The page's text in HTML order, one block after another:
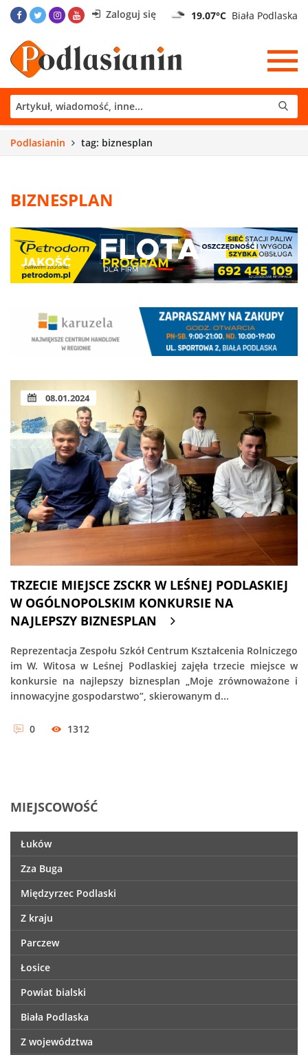
Zaloguj się 19.07°C Biała Podlaska
Podlasianin tag: biznesplan
BIZNESPLAN
08.01.2024
TRZECIE MIEJSCE ZSCKR W LEŚNEJ PODLASKIEJ
W OGÓLNOPOLSKIM KONKURSIE NA
NAJLEPSZY BIZNESPLAN
Reprezentacja Zespołu Szkół Centrum Kształcenia Rolniczego
im W. Witosa w Leśnej Podlaskiej zajęła trzecie miejsce w
konkursie na najlepszy biznesplan „Moje zrównoważone i
innowacyjne gospodarstwo”, skierowanym d...
0 1312
MIEJSCOWOŚĆ
Łuków
Zza Buga
Międzyrzec Podlaski
Z kraju
Parczew
Łosice
Powiat bialski
Biała Podlaska
Z województwa